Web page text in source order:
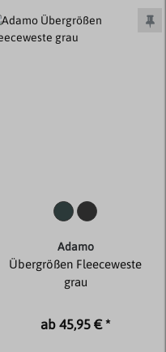
Adamo
Übergrößen Fleeceweste
grau
ab 45,95 € *